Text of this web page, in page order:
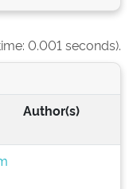
0.001 seconds).
Author(s)